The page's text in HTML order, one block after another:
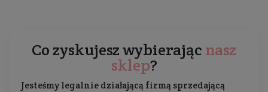
Co zyskujesz wybierając nasz
sklep?
Jesteśmy legalnie działającą firmą sprzedającą